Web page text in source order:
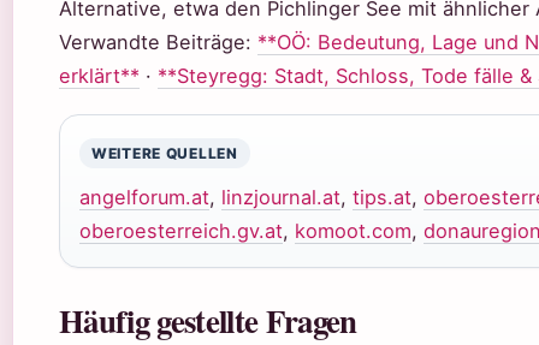
Alternative, etwa den Pichlinger See mit ähnlicher
Verwandte Beiträge: **OÖ: Bedeutung, Lage und
erklärt** · **Steyregg: Stadt, Schloss, Tode fälle
WEITERE QUELLEN
angelforum.at, linzjournal.at, tips.at,
oberoesterreich.gv.at, komoot.com,
Häufig gestellte Fragen